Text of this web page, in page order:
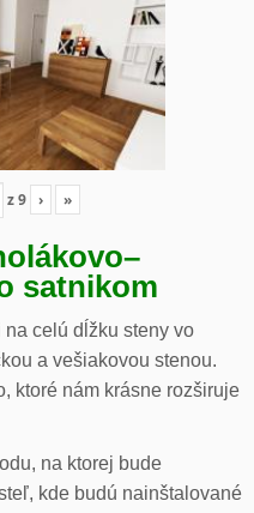
z9 › »
–
satnikom
celú dĺžku steny vo
a vešiakovou stenou.
ktoré nám krásne rozširuje
na ktorej bude
kde budú nainštalované